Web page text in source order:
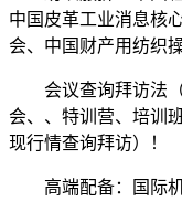
中国皮革工业消息核
会、中国财产用纺织
会议查询拜访法（
会、、特训营、培训
现行情查询拜访）！
高端配备：国际机